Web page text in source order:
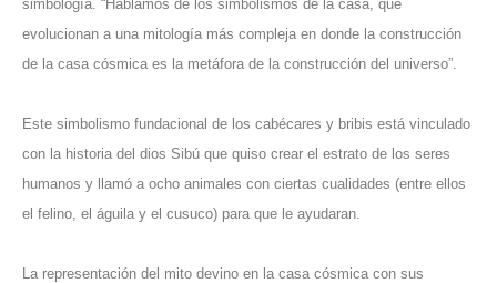
simbología. “Hablamos de los simbolismos de la casa, que
evolucionan a una mitología más compleja en donde la construcción
de la casa cósmica es la metáfora de la construcción del universo”.
Este simbolismo fundacional de los cabécares y bribis está vinculado
con la historia del dios Sibú que quiso crear el estrato de los seres
humanos y llamó a ocho animales con ciertas cualidades (entre ellos
el felino, el águila y el cusuco) para que le ayudaran.
La representación del mito devino en la casa cósmica con sus